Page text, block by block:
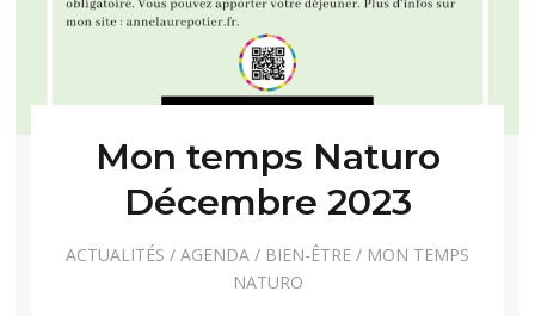
Mon temps Naturo
Décembre 2023
ACTUALITÉS / AGENDA / BIEN-ÊTRE / MON TEMPS
NATURO